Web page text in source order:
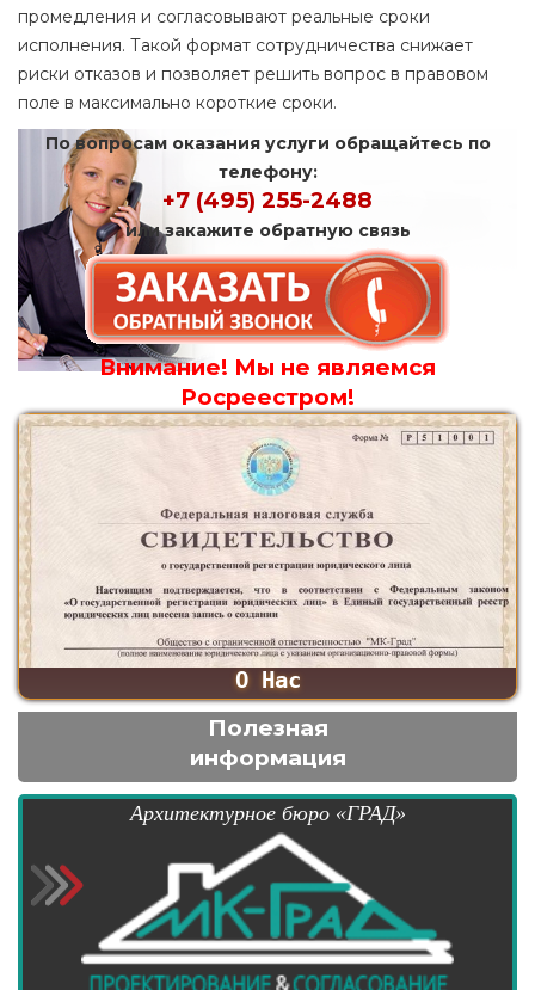
промедления и согласовывают реальные сроки
исполнения. Такой формат сотрудничества снижает
риски отказов и позволяет решить вопрос в правовом
поле в максимально короткие сроки.
По вопросам оказания услуги обращайтесь по
телефону:
+7 (495) 255-2488
или закажите обратную связь
Внимание! Мы не являемся
Росреестром!
О Нас
Полезная
информация
Архитектурное бюро «ГРАД»